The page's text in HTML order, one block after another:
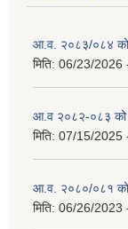
आ.व. २०८३/०८४ को
मिति: 06/23/2026
आ.व २०८२-०८३ को
मिति: 07/15/2025
आ.व. २०८०/०८१ को
मिति: 06/26/2023